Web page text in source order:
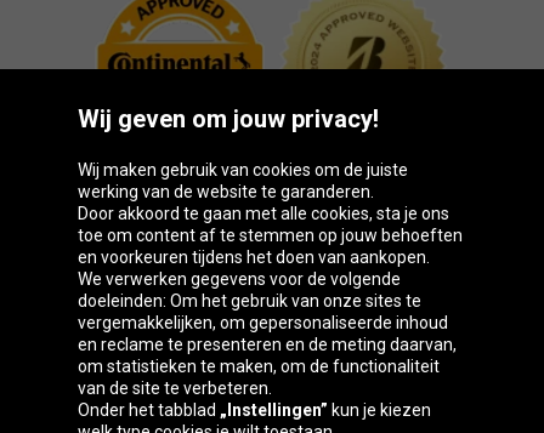
Oponeo-groep
Belgique
Česká
republika
Deutschland Éire
Wij geven om jouw privacy!
Wij maken gebruik van cookies om de juiste
werking van de website te garanderen.
Door akkoord te gaan met alle cookies, sta je ons
toe om content af te stemmen op jouw behoeften
en voorkeuren tijdens het doen van aankopen.
We verwerken gegevens voor de volgende
doeleinden: Om het gebruik van onze sites te
vergemakkelijken, om gepersonaliseerde inhoud
en reclame te presenteren en de meting daarvan,
om statistieken te maken, om de functionaliteit
van de site te verbeteren.
Onder het tabblad „Instellingen” kun je kiezen